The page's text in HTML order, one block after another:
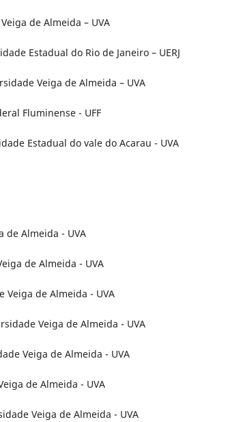
de Almeida – UVA
Estadual do Rio de Janeiro – UERJ
Veiga de Almeida – UVA
Fluminense - UFF
Estadual do vale do Acarau - UVA
de Almeida - UVA
de Almeida - UVA
Veiga de Almeida - UVA
Veiga de Almeida - UVA
Veiga de Almeida - UVA
de Almeida - UVA
Veiga de Almeida - UVA